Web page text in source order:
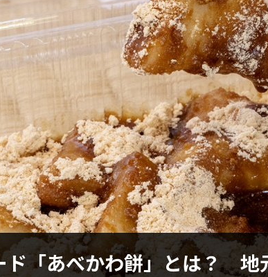
ド「あべかわ餅」とは？ 地